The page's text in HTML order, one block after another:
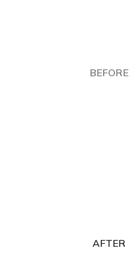
BEFORE
AFTER